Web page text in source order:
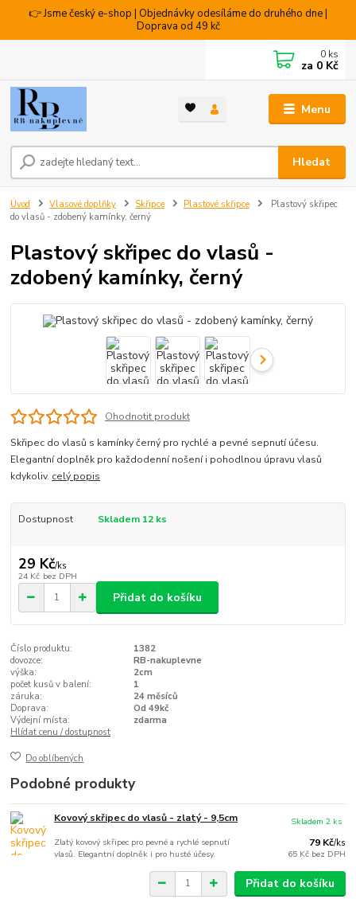
👉 Jsme český e-shop | Objednávky odesíláme do druhého dne |
Doprava od 49 kč
Menu
Hledat
0 ks
za 0 Kč
Úvod Vlasové doplňky Skřipce Plastové skřipce
Plastový skřipec
do vlasů - zdobený kamínky, černý
Plastový skřipec do vlasů -
zdobený kamínky, černý
Ohodnotit produkt
Skřipec do vlasů s kamínky černý pro rychlé a pevné sepnutí účesu.
Elegantní doplněk pro každodenní nošení i pohodlnou úpravu vlasů
kdykoliv. celý popis
Dostupnost Skladem 12 ks
29 Kč/ks
24 Kč bez DPH
Přidat do košíku
Číslo produktu:
1382
dovozce:
RB-nakuplevne
výška:
2cm
počet kusů v balení:
1
záruka:
24 měsíců
Doprava:
Od 49kč
Výdejní místa:
zdarma
Hlídat cenu / dostupnost
Do oblíbených
Podobné produkty
Kovový skřipec do vlasů - zlatý - 9,5cm
Zlatý kovový skřipec pro pevné a rychlé sepnutí
vlasů. Elegantní doplněk i pro husté účesy.
79 Kč/ks
65 Kč bez DPH
Skladem 2 ks
Přidat do košíku